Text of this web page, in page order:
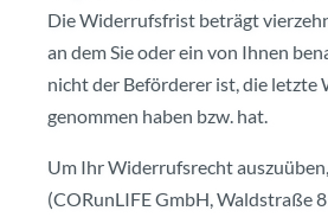
Die Widerrufsfrist beträgt vierzehn
an dem Sie oder ein von Ihnen
nicht der Beförderer ist, die letzte
genommen haben bzw. hat.
Um Ihr Widerrufsrecht
(CORunLIFE GmbH, Waldstraße